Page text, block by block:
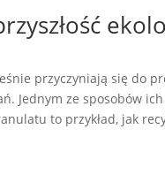
przyczyniają się do
Jednym ze sposobów
to przykład, jak